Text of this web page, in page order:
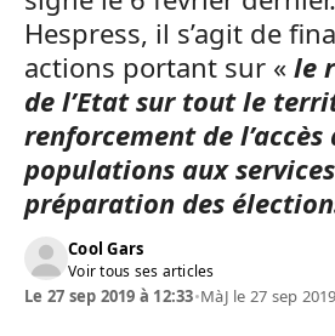
Hespress, il s’agit de
actions portant sur « le
de l’Etat sur tout le
renforcement de l’accès
populations aux
préparation des
Cool Gars
Voir tous ses articles
Le 27 sep 2019 à 12:33•MàJ le 27 sep 2019